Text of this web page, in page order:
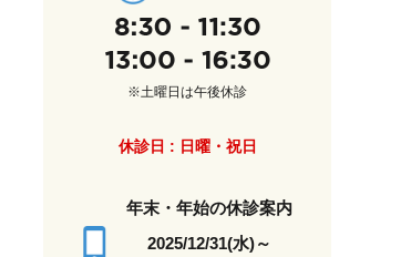
※土曜日は午後休診
休診日 : 日曜・祝日
年末・年始の休診案内
2025/12/31(水)～